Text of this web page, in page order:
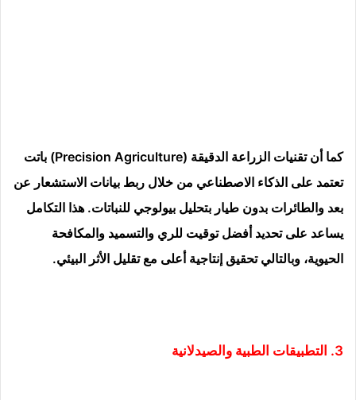
كما أن تقنيات الزراعة الدقيقة (Precision Agriculture) باتت
تعتمد على الذكاء الاصطناعي من خلال ربط بيانات الاستشعار عن
بعد والطائرات بدون طيار بتحليل بيولوجي للنباتات. هذا التكامل
يساعد على تحديد أفضل توقيت للري والتسميد والمكافحة
الحيوية، وبالتالي تحقيق إنتاجية أعلى مع تقليل الأثر البيئي.
3. التطبيقات الطبية والصيدلانية